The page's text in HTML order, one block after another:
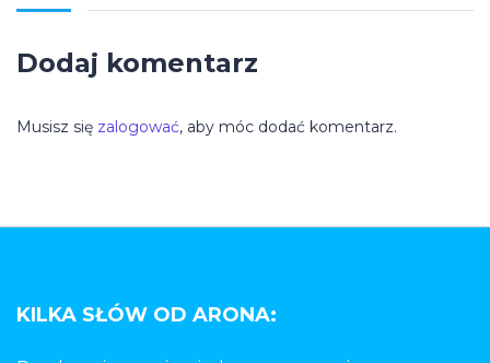
Dodaj komentarz
Musisz się zalogować, aby móc dodać komentarz.
KILKA SŁÓW OD ARONA: